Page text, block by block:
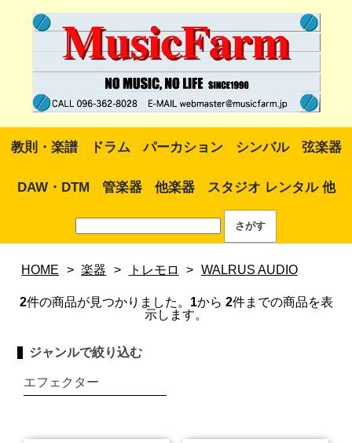
教則・楽譜 ドラム パーカション シンバル 弦楽器
DAW・DTM 管楽器 他楽器 スタジオ レンタル 他
HOME > 楽器 > トレモロ > WALRUS AUDIO
2件の商品が見つかりました。 1から 2件までの商品を表
示します。
ジャンルで絞り込む
エフェクター